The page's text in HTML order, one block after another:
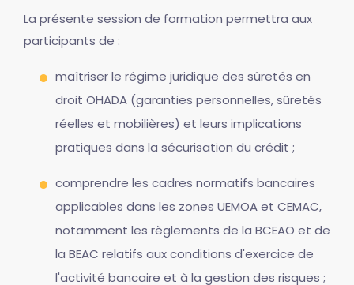
La présente session de formation permettra aux
participants de :
maîtriser le régime juridique des sûretés en
droit OHADA (garanties personnelles, sûretés
réelles et mobilières) et leurs implications
pratiques dans la sécurisation du crédit ;
comprendre les cadres normatifs bancaires
applicables dans les zones UEMOA et CEMAC,
notamment les règlements de la BCEAO et de
la BEAC relatifs aux conditions d'exercice de
l'activité bancaire et à la gestion des risques ;